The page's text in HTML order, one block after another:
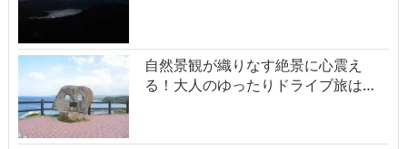
自然景観が織りなす絶景に心震え
る！大人のゆったりドライブ旅は…